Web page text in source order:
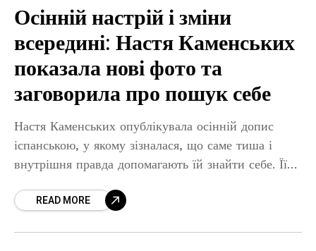
Осінній настрій і зміни
всередині: Настя Каменських
показала нові фото та
заговорила про пошук себе
Настя Каменських опублікувала осінній допис
іспанською, у якому зізналася, що саме тиша і
внутрішня правда допомагають їй знайти себе. Її
підписників. Осінь для Насті Каменських
READ MORE